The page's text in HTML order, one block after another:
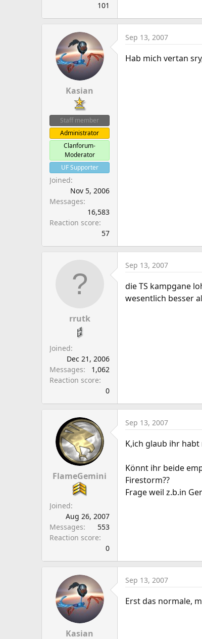
101
Kasian
Staff member
Administrator
Clanforum-
Moderator
UF Supporter
Joined
Nov 5, 2006
Messages
16,583
Reaction score
57
Sep 13, 2007
Hab mich vertan
rrutk
Joined
Dec 21, 2006
Messages
1,062
Reaction score
0
Sep 13, 2007
die TS kampgane
wesentlich besser
FlameGemini
Joined
Aug 26, 2007
Messages
553
Reaction score
0
Sep 13, 2007
K,ich glaub ihr
Könnt ihr beide
Firestorm??
Frage weil z.b.in
Kasian
Sep 13, 2007
Erst das normale,